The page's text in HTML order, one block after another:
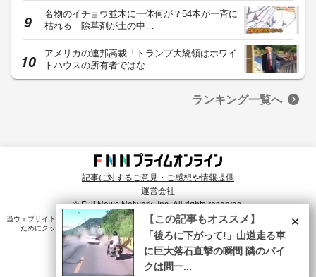
名物のイチョウ並木に一体何が？54本が一斉に
枯れる 除草剤が土の中…
アメリカの連邦高裁「トランプ大統領はホワイ
トハウスの所有者ではな…
ランキング一覧へ
記事に対するご意見・ご感想や情報提供
運営会社
© Fuji News Network, Inc. All rights reserved.
当ウェブサイトでは、ユーザのニーズ・興味・関⼼に合致したコンテンツや広告配信を提供する
ためにクッキーを使⽤しています。詳細は、
プライバシーポリシー をご確認ください。×
【この記事もオススメ】
「後ろに下がって!」山道走る車
に巨大落石直撃の瞬間 隣のバイ
クは間一...